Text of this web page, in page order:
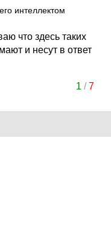
интеллектом
что здесь таких
и несут в ответ
1 /7